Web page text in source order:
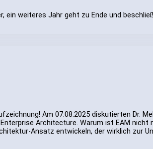
ein weiteres Jahr geht zu Ende und
Am 07.08.2025 diskutierten Dr.
Architecture. Warum ist EAM
Ansatz entwickeln, der wirklich zur